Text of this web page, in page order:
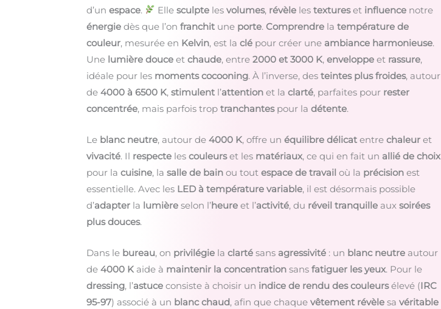
d’un espace. Ellesculpte lesvolumes, révèle lestextureset influence notre
énergie dès que l’on franchit une porte. Comprendre la température de
couleur, mesurée en Kelvin, est la clé pour créer une ambiance harmonieuse.
Une lumière douce et chaude, entre 2000 et 3000 K, enveloppe et rassure,
idéale pour les moments cocooning. À l’inverse, des teintes plus froides, autour
de 4000 à 6500 K, stimulent l’attention et la clarté, parfaites pour rester
concentrée, mais parfois trop tranchantespour la détente.
Le blanc neutre, autour de 4000 K, offre un équilibre délicat entre chaleur et
vivacité. Il respecte les couleurset les matériaux, ce qui en fait un allié de choix
pour la cuisine, la salle de bain ou tout espace de travail où la précision est
essentielle. Avec les LED à température variable, il est désormais possible
d’adapter la lumière selon l’heure et l’activité, du réveil tranquille aux soirées
plus douces.
Dans le bureau, on privilégie la clarté sans agressivité : un blanc neutre autour
de 4000 K aide à maintenir la concentration sans fatiguer les yeux. Pour le
dressing, l’astuce consiste à choisir un indice de rendu des couleursélevé (IRC
95-97) associé à un blanc chaud, afin que chaque vêtement révèle sa véritable